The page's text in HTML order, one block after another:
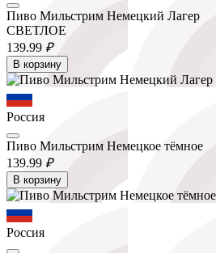
Пиво Мильстрим Немецкий Лагер
СВЕТЛОЕ
139.99 ₽
В корзину
Россия
Пиво Мильстрим Немецкое тёмное
139.99 ₽
В корзину
Россия